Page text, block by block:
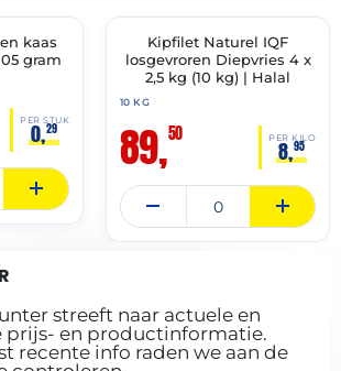
kaas
gram
PER STUK
0,29
🔥 OP=OP
Kipfilet Naturel IQF
losgevroren Diepvries 4 x
2,5 kg (10 kg) | Halal
10 KG
89,50 PER KILO
8,95
streeft naar actuele en
prijs- en productinformatie.
recente info raden we aan de